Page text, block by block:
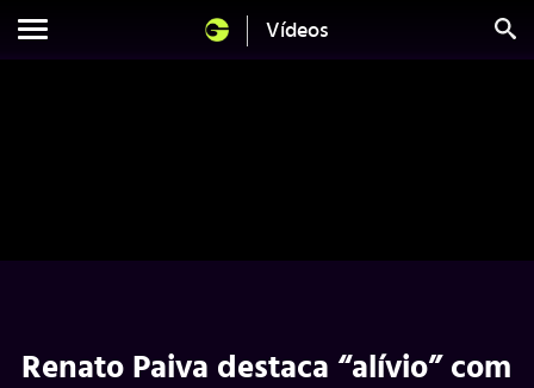
Vídeos
Renato Paiva destaca “alívio” com